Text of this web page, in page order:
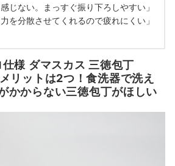
じない。まっすぐ振り下ろしやすい」
を分散させてくれるので疲れにくい」
様 ダマスカス 三徳包丁
ットは2つ！食洗器で洗え
かからない三徳包丁がほしい